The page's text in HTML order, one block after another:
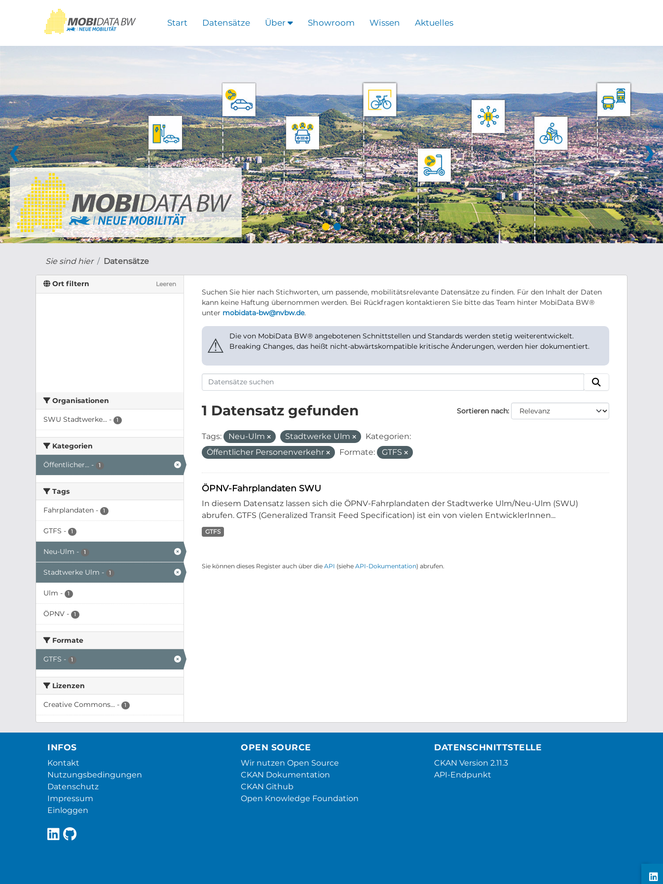
Start Datensätze Über Showroom Wissen Aktuelles
❮ ❯
Sie sind hier Datensätze
Ort filtern Leeren
Organisationen
SWU Stadtwerke... - 1
Kategorien
Öffentlicher... - 1
Tags
Fahrplandaten - 1
GTFS - 1
Neu-Ulm - 1
Stadtwerke Ulm - 1
Ulm - 1
ÖPNV - 1
Formate
GTFS - 1
Lizenzen
Creative Commons... - 1
Suchen Sie hier nach Stichworten, um passende, mobilitätsrelevante Datensätze zu finden. Für den Inhalt der Daten
kann keine Haftung übernommen werden. Bei Rückfragen kontaktieren Sie bitte das Team hinter MobiData BW®
unter mobidata-bw@nvbw.de.
⚠
Die von MobiData BW® angebotenen Schnittstellen und Standards werden stetig weiterentwickelt.
Breaking Changes, das heißt nicht-abwärtskompatible kritische Änderungen, werden hier dokumentiert.
Sortieren nach
1 Datensatz gefunden
Tags: Neu-Ulm Stadtwerke Ulm
Kategorien:
Öffentlicher Personenverkehr
Formate: GTFS
ÖPNV-Fahrplandaten SWU
In diesem Datensatz lassen sich die ÖPNV-Fahrplandaten der Stadtwerke Ulm/Neu-Ulm (SWU)
abrufen. GTFS (Generalized Transit Feed Specification) ist ein von vielen EntwicklerInnen...
GTFS
Sie können dieses Register auch über die API (siehe API-Dokumentation) abrufen.
INFOS
Kontakt
Nutzungsbedingungen
Datenschutz
Impressum
Einloggen
OPEN SOURCE
Wir nutzen Open Source
CKAN Dokumentation
CKAN Github
Open Knowledge Foundation
DATENSCHNITTSTELLE
CKAN Version 2.11.3
API-Endpunkt